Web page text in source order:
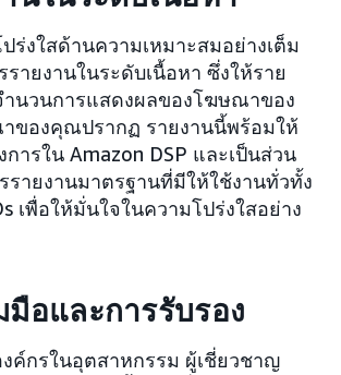
ร่งใสด้านความเหมาะสมอย่างเต็ม
ายงานในระดับเนื้อหา ซึ่งให้ราย
ำนวนการแสดงผลของโฆษณาของ
ของคุณปรากฏ รายงานนี้พร้อมให้
ารใน Amazon DSP และเป็นส่วน
รายงานมาตรฐานที่มีให้ใช้งานทั่วทั้ง
เพื่อให้มั่นใจในความโปร่งใสอย่าง
อและการรับรอง
งค์กรในอุตสาหกรรม ผู้เชี่ยวชาญ